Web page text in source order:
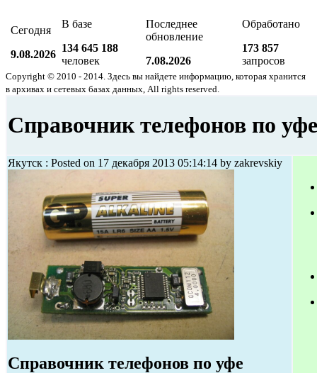
Сегодня
9.08.2026
В базе
134 645 188
человек
Последнее
обновление
7.08.2026
Обработано
173 857
запросов
Copyright © 2010 - 2014. Здесь вы найдете информацию, которая хранится
в архивах и сетевых базах данных, All rights reserved.
Справочник телефонов по уфе
Якутск : Posted on 17 декабря 2013 05:14:14 by zakrevskiy
Справочник телефонов по уфе